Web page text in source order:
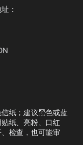
：
纸；建议黑色或蓝
纸、亮粉、口红
检查，也可能审